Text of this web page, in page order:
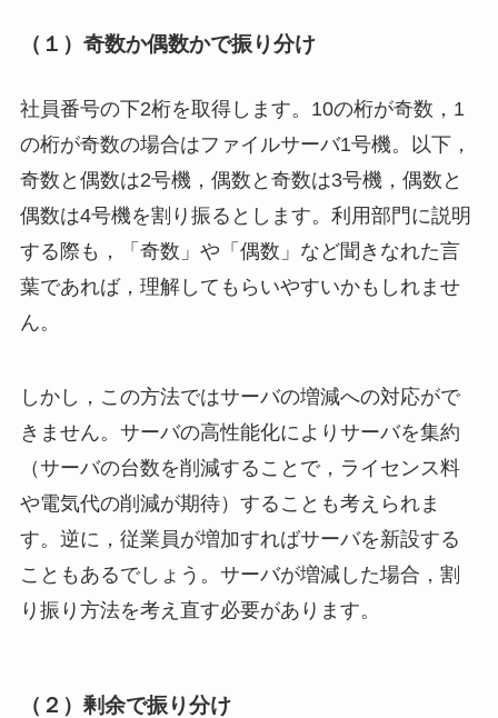
（１）奇数か偶数かで振り分け
社員番号の下2桁を取得します。10の桁が奇数，1
の桁が奇数の場合はファイルサーバ1号機。以下，
奇数と偶数は2号機，偶数と奇数は3号機，偶数と
偶数は4号機を割り振るとします。利用部門に説明
する際も，「奇数」や「偶数」など聞きなれた言
葉であれば，理解してもらいやすいかもしれませ
ん。
しかし，この方法ではサーバの増減への対応がで
きません。サーバの高性能化によりサーバを集約
（サーバの台数を削減することで，ライセンス料
や電気代の削減が期待）することも考えられま
す。逆に，従業員が増加すればサーバを新設する
こともあるでしょう。サーバが増減した場合，割
り振り方法を考え直す必要があります。
（２）剰余で振り分け